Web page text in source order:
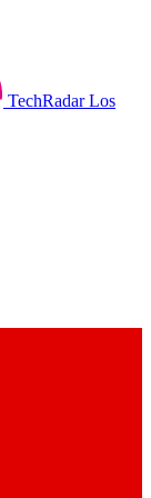
TechRadar Los